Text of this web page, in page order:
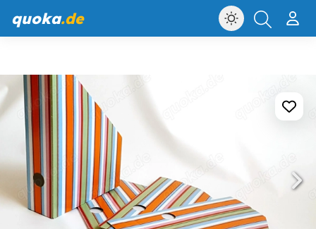
quoka.de